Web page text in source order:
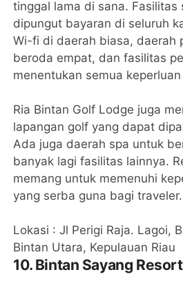
tinggal lama di sana.
dipungut bayaran di seluruh
Wi-fi di daerah biasa, daerah
beroda empat, dan fasilitas
menentukan semua
Ria Bintan Golf Lodge juga
lapangan golf yang dapat
Ada juga daerah spa untuk
banyak lagi fasilitas lainnya.
memang untuk memenuhi
yang serba guna bagi traveler.
Lokasi : Jl Perigi Raja. Lagoi,
Bintan Utara, Kepulauan Riau
10. Bintan Sayang Resort